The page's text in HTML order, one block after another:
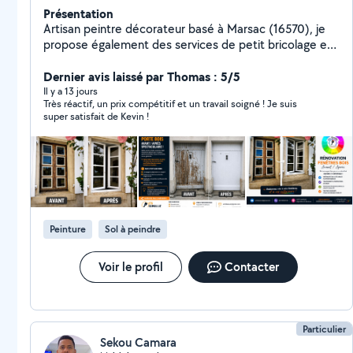
Présentation
Artisan peintre décorateur basé à Marsac (16570), je
propose également des services de petit bricolage et
réactif, j'interviens pour la peinture intérieure et
extérieure, rénovation de volets, portes, fenêtres,
portails, garage bois, lasure, remise en état
avant/après, petites réparations, finitions et entretien
général de l'habitat. Habitué aux chantiers soignés chez
particuliers, je mets un point d'honneur à fournir un
travail propre, durable et de qualité. Disponible pour
petits travaux, rafraîchissement , rénovation esthétique
et entretien courant de votre maison. - Peinture
général - Petit bricolage - Rénovation bois - Volets,
fenêtres, portes, garages - Finitions soignées - Travail
propre et sérieux - Devis rapide et gratuit
Déplacement dans toutes la Charente.
Dernier avis laissé par Thomas : 5/5
Il y a 13 jours
Très réactif, un prix compétitif et un travail soigné ! Je suis
super satisfait de Kevin !
Peinture Sol à peindre
Voir le profil Contacter
Particulier
Sekou Camara